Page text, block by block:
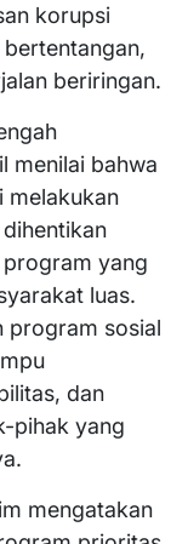
korupsi
beriringan.
menilai bahwa
melakukan
yang
luas.
program sosial
dan
pihak yang
mengatakan